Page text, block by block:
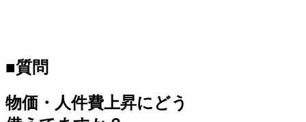
■質問
物価・人件費上昇にどう